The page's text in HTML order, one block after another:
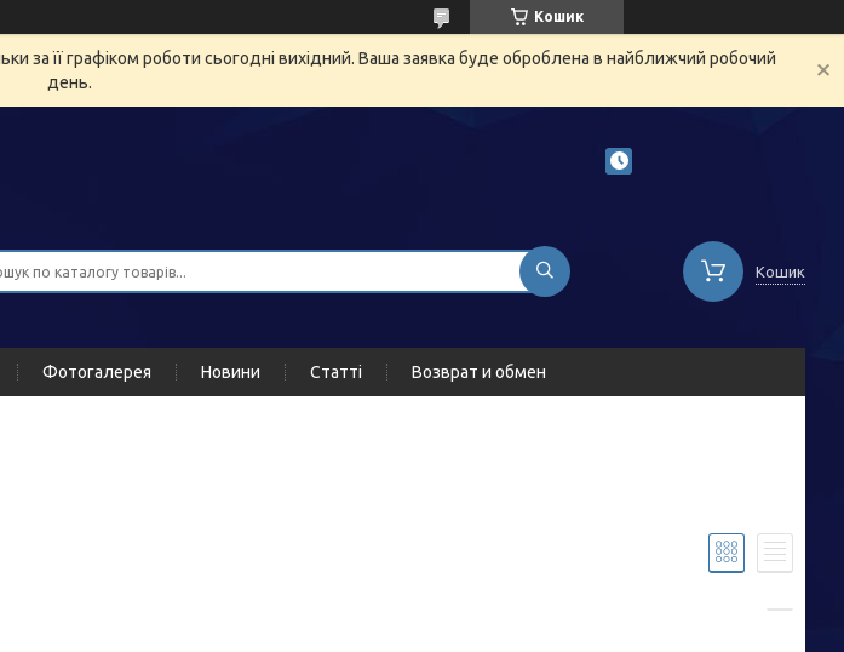
Кошик
за її графіком роботи сьогодні вихідний. Ваша заявка буде оброблена в найближчий робочий
день.
Кошик
Фотогалерея Новини Статті Возврат и обмен